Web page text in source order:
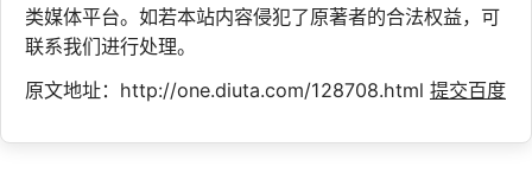
类媒体平台。如若本站内容侵犯了原著者的合法权益，可
联系我们进行处理。
原文地址：http://one.diuta.com/128708.html 提交百度